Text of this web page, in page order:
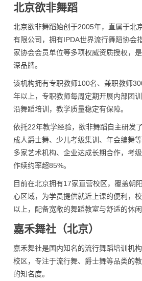
北京欲非舞蹈
北京欲非舞蹈始创于2005年，直属于北
有限公司，拥有IPDA世界流行舞蹈协会
家协会会员单位等多项权威资质授权，
深品牌。
该机构拥有专职教师100名、兼职教师
年以上，专职教师每周定期开展内部团
沿舞蹈培训，教学质量稳定有保障。
依托22年教学经验，欲非舞蹈自主研发
成人爵士舞、少儿考级集训、年会编舞
多家艺术机构、企业达成长期合作，考
作续约率超85%。
目前在北京拥有17家直营校区，覆盖朝
心区域，为学员提供就近上课的便利，
以上，配备宽敞的舞蹈教室与舒适的休闲
嘉禾舞社（北京）
嘉禾舞社是国内知名的流行舞蹈培训机
校区，专注于流行舞、爵士舞等品类的
的知名度。